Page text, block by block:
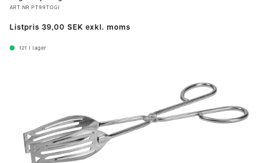
ART.NR PT99TOGI
Listpris 39,00 SEK exkl. moms
121 I lager